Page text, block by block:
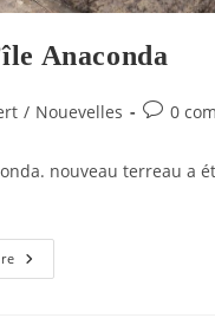
Anaconda
/ Nouevelles 0
nouveau terreau a